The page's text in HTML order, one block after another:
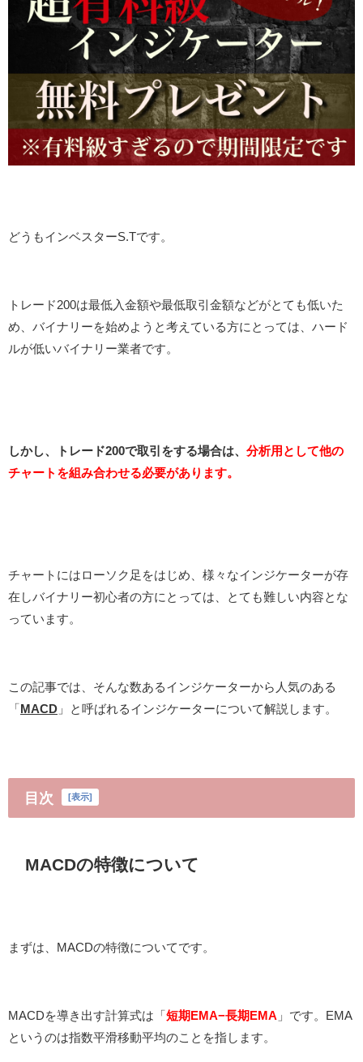
どうもインベスターS.Tです。
トレード200は最低入金額や最低取引金額などがとても低いた
め、バイナリーを始めようと考えている方にとっては、ハード
ルが低いバイナリー業者です。
しかし、トレード200で取引をする場合は、 分析用として他の
チャートを組み合わせる必要があります。
チャートにはローソク足をはじめ、様々なインジケーターが存
在しバイナリー初心者の方にとっては、とても難しい内容とな
っています。
この記事では、そんな数あるインジケーターから人気のある
「MACD 」と呼ばれるインジケーターについて解説します。
目次 [表示]
MACDの特徴について
まずは、MACDの特徴についてです。
MACDを導き出す計算式は「 短期EMA−長期EMA 」です。EMA
というのは指数平滑移動平均のことを指します。